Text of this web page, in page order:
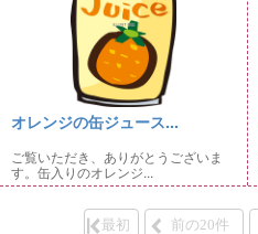
オレンジの缶ジュース...
ご覧いただき、ありがとうございま
す。缶入りのオレンジ...
最初 前の20件